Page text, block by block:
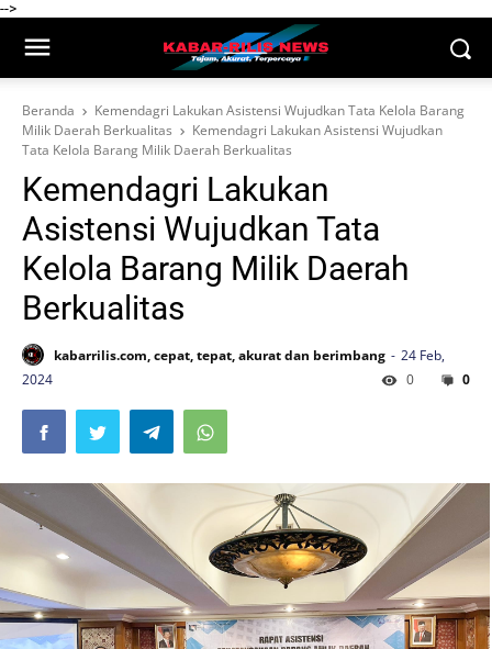
-->
Beranda
Kemendagri Lakukan Asistensi Wujudkan Tata Kelola Barang
Milik Daerah Berkualitas
Kemendagri Lakukan Asistensi Wujudkan
Tata Kelola Barang Milik Daerah Berkualitas
Kemendagri Lakukan
Asistensi Wujudkan Tata
Kelola Barang Milik Daerah
Berkualitas
kabarrilis.com, cepat, tepat, akurat dan berimbang
24 Feb,
2024
0
0